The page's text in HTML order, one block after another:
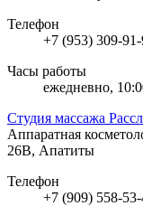
Телефон
+7 (953) 309-91-
Часы работы
ежедневно,
Студия массажа
Аппаратная
26В, Апатиты
Телефон
+7 (909) 558-53-